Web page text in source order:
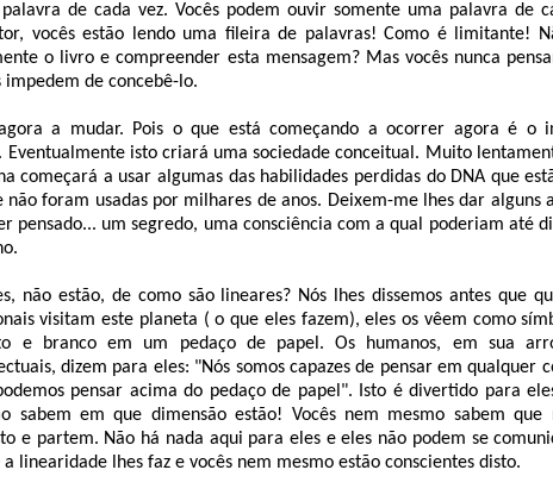
de cada vez. Vocês podem ouvir somente uma palavra de
vocês estão lendo uma fileira de palavras! Como é limitante!
o livro e compreender esta mensagem? Mas vocês nunca
impedem de concebê-lo.
a mudar. Pois o que está começando a ocorrer agora é o
Eventualmente isto criará uma sociedade conceitual. Muito
começará a usar algumas das habilidades perdidas do DNA que
não foram usadas por milhares de anos. Deixem-me lhes dar alguns
pensado... um segredo, uma consciência com a qual poderiam até
não estão, de como são lineares? Nós lhes dissemos antes que
visitam este planeta ( o que eles fazem), eles os vêem como
e branco em um pedaço de papel. Os humanos, em sua
dizem para eles: "Nós somos capazes de pensar em qualquer
pensar acima do pedaço de papel". Isto é divertido para
sabem em que dimensão estão! Vocês nem mesmo sabem que
e partem. Não há nada aqui para eles e eles não podem se
linearidade lhes faz e vocês nem mesmo estão conscientes disto.